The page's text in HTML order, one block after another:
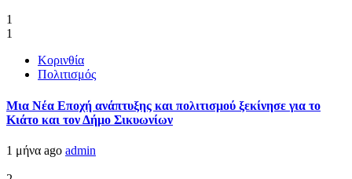
1
1
Κορινθία
Πολιτισμός
Μια Νέα Εποχή ανάπτυξης και πολιτισμού ξεκίνησε για το
Κιάτο και τον Δήμο Σικυωνίων
1 μήνα ago admin